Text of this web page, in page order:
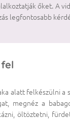
őket. A
legfontosabb
alatt felkészülni a
megnéz a
öltöztetni,